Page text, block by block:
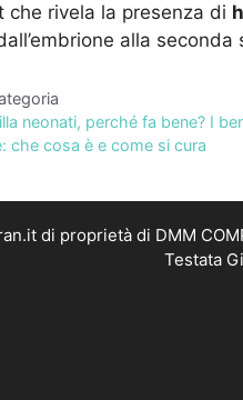
che rivela la presenza di
alla
neonati, perché fa bene? I
che cosa è e come si cura
di proprietà di DMM
Testata